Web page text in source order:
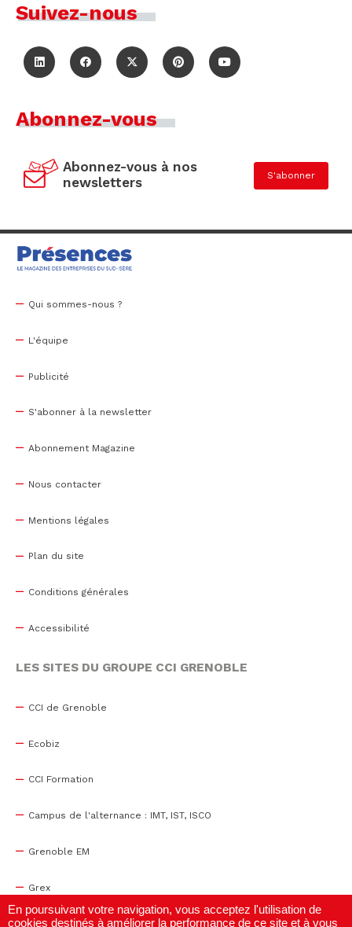
Suivez-nous
Abonnez-vous
Abonnez-vous à nos
newsletters
S'abonner
Qui sommes-nous ?
L'équipe
Publicité
S'abonner à la newsletter
Abonnement Magazine
Nous contacter
Mentions légales
Plan du site
Conditions générales
Accessibilité
LES SITES DU GROUPE CCI GRENOBLE
CCI de Grenoble
Ecobiz
CCI Formation
Campus de l'alternance : IMT, IST, ISCO
Grenoble EM
Grex
WTC Grenoble
En poursuivant votre navigation, vous acceptez l'utilisation de
cookies destinés à améliorer la performance de ce site et à vous